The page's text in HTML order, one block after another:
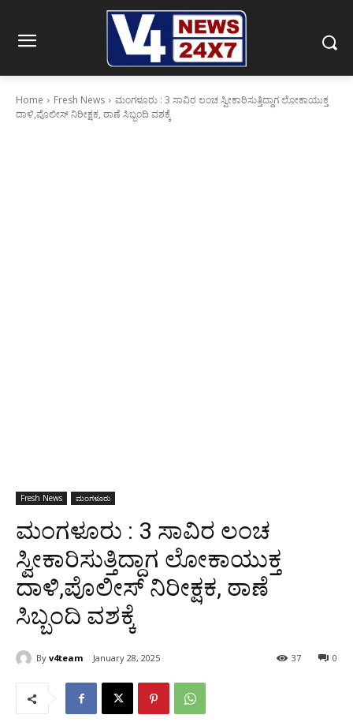
Home Fresh News
ಮಂಗಳೂರು : 3 ಸಾವಿರ ಲಂಚ ಸ್ವೀಕಾರಿಸುತ್ತಿದ್ದಾಗ ಲೋಕಾಯುಕ್ತ
ದಾಳಿ,ಪೊಲೀಸ್ ನಿರೀಕ್ಷಕ, ಠಾಣೆ ಸಿಬ್ಬಂದಿ ವಶಕ್ಕೆ
Fresh News ಮಂಗಳೂರು
ಮಂಗಳೂರು : 3 ಸಾವಿರ ಲಂಚ
ಸ್ವೀಕಾರಿಸುತ್ತಿದ್ದಾಗ ಲೋಕಾಯುಕ್ತ
ದಾಳಿ,ಪೊಲೀಸ್ ನಿರೀಕ್ಷಕ, ಠಾಣೆ
ಸಿಬ್ಬಂದಿ ವಶಕ್ಕೆ
By v4team January 28, 2025 0
37